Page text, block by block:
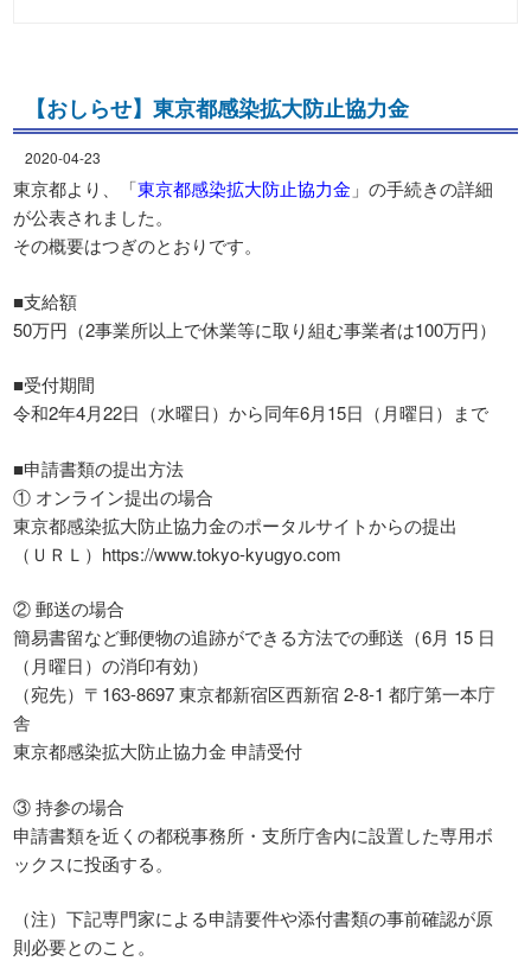
【おしらせ】東京都感染拡大防止協力金
2020-04-23
東京都より、「東京都感染拡大防止協力金 」の手続きの詳細
が公表されました。
その概要はつぎのとおりです。
■支給額
50万円（2事業所以上で休業等に取り組む事業者は100万円）
■受付期間
令和2年4月22日（水曜日）から同年6月15日（月曜日）まで
■申請書類の提出方法
① オンライン提出の場合
東京都感染拡大防止協力金のポータルサイトからの提出
（ＵＲＬ）https://www.tokyo-kyugyo.com
② 郵送の場合
簡易書留など郵便物の追跡ができる方法での郵送（6月 15 日
（月曜日）の消印有効）
（宛先）〒163-8697 東京都新宿区西新宿 2-8-1 都庁第一本庁
舎
東京都感染拡大防止協力金 申請受付
③ 持参の場合
申請書類を近くの都税事務所・支所庁舎内に設置した専用ボ
ックスに投函する。
（注）下記専門家による申請要件や添付書類の事前確認が原
則必要とのこと。